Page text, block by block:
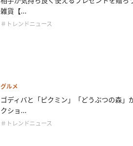
雑貨【...
＃トレンドニュース
グルメ
ゴディバと「ピクミン」「どうぶつの森」
クショ...
＃トレンドニュース